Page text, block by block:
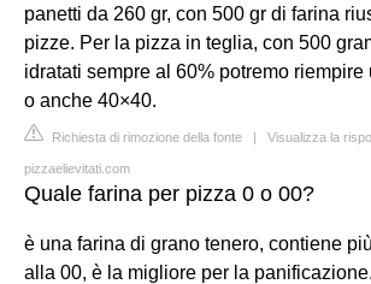
panetti da 260 gr, con 500 gr di farina
pizze. Per la pizza in teglia, con 500
idratati sempre al 60% potremo
o anche 40×40.
Richiesta di rimozione della fonte | Visualizza la
pizzaelievitati.com
Quale farina per pizza 0 o 00?
è una farina di grano tenero, contiene
alla 00, è la migliore per la